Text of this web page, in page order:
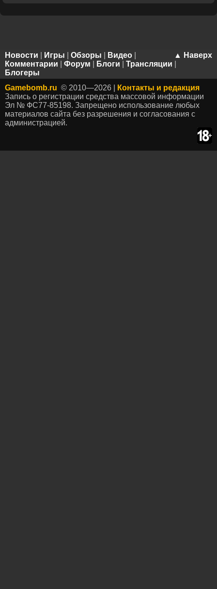
▲ Наверх
Новости Игры Обзоры Видео
Комментарии
Форум Блоги Трансляции
Блогеры
Gamebomb.ru © 2010—2026 |
Контакты и редакция
Запись о регистрации средства массовой информации
Эл № ФС77-85198. Запрещено использование любых
материалов сайта без разрешения и согласования с
администрацией.